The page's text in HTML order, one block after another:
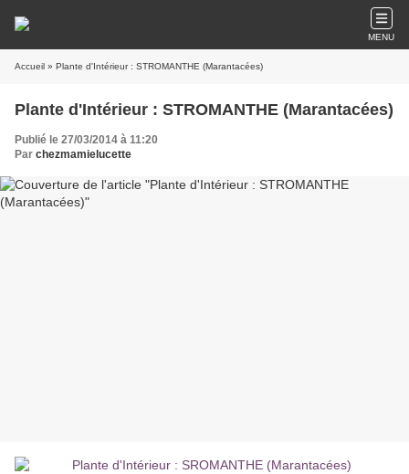
MENU
Accueil » Plante d'Intérieur : STROMANTHE (Marantacées)
Plante d'Intérieur : STROMANTHE (Marantacées)
Publié le 27/03/2014 à 11:20
Par chezmamielucette